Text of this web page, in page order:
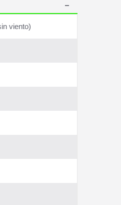
viento)